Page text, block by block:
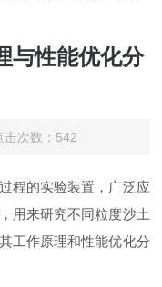
与性能优化分
次数：542
的实验装置，广泛应
用来研究不同粒度沙土
工作原理和性能优化分